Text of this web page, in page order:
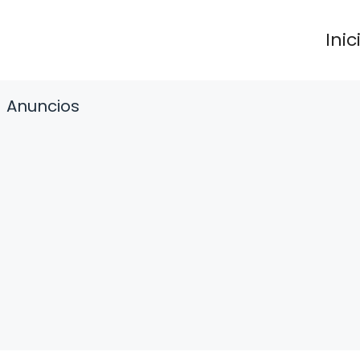
Anuncios